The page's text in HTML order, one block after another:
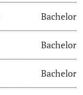
Bachelor
Bachelor
Bachelor